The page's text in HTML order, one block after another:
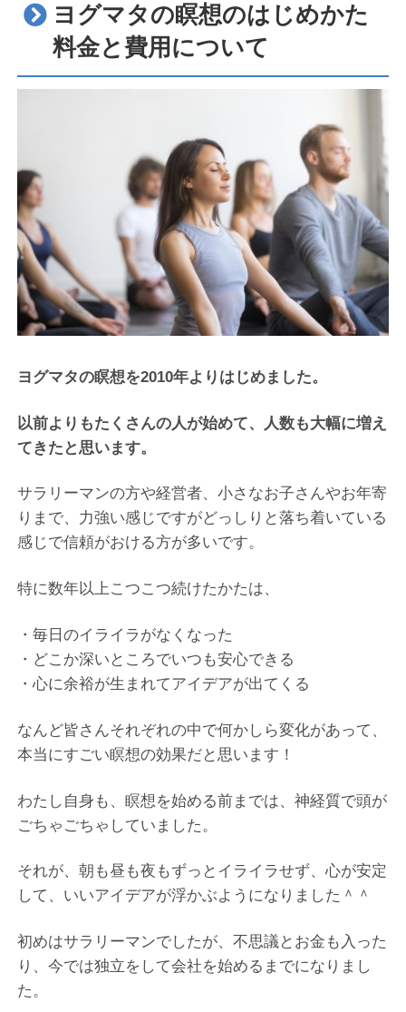
ヨグマタの瞑想のはじめかた
料金と費用について
ヨグマタの瞑想を2010年よりはじめました。
以前よりもたくさんの人が始めて、人数も大幅に増え
てきたと思います。
サラリーマンの方や経営者、小さなお子さんやお年寄
りまで、力強い感じですがどっしりと落ち着いている
感じで信頼がおける方が多いです。
特に数年以上こつこつ続けたかたは、
・毎日のイライラがなくなった
・どこか深いところでいつも安心できる
・心に余裕が生まれてアイデアが出てくる
なんど皆さんそれぞれの中で何かしら変化があって、
本当にすごい瞑想の効果だと思います！
わたし自身も、瞑想を始める前までは、神経質で頭が
ごちゃごちゃしていました。
それが、朝も昼も夜もずっとイライラせず、心が安定
して、いいアイデアが浮かぶようになりました＾＾
初めはサラリーマンでしたが、不思議とお金も入った
り、今では独立をして会社を始めるまでになりまし
た。